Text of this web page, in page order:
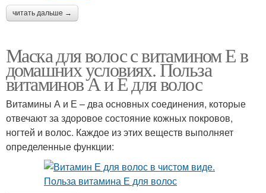
читать дальше →
Маска для волос с витамином Е в
домашних условиях. Польза
витаминов А и Е для волос
Витамины А и Е – два основных соединения, которые
отвечают за здоровое состояние кожных покровов,
ногтей и волос. Каждое из этих веществ выполняет
определенные функции: